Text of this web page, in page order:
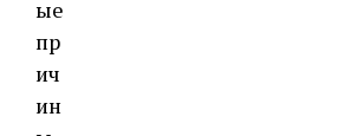
ые
пр
ич
ин